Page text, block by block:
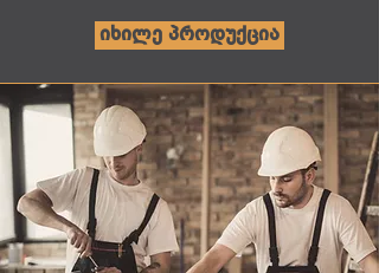
იხილე პროდუქცია